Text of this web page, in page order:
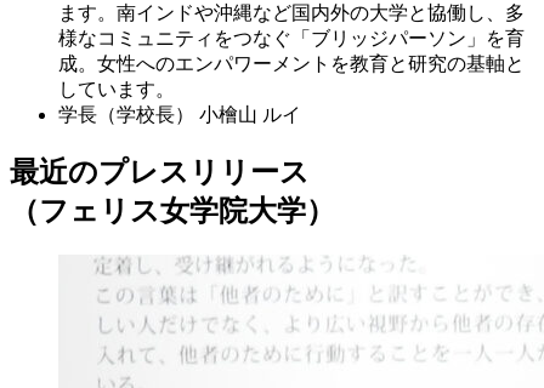
ます。南インドや沖縄など国内外の大学と協働し、多
様なコミュニティをつなぐ「ブリッジパーソン」を育
成。女性へのエンパワーメントを教育と研究の基軸と
しています。
学長（学校長）
小檜山 ルイ
最近のプレスリリース
（フェリス女学院大学）